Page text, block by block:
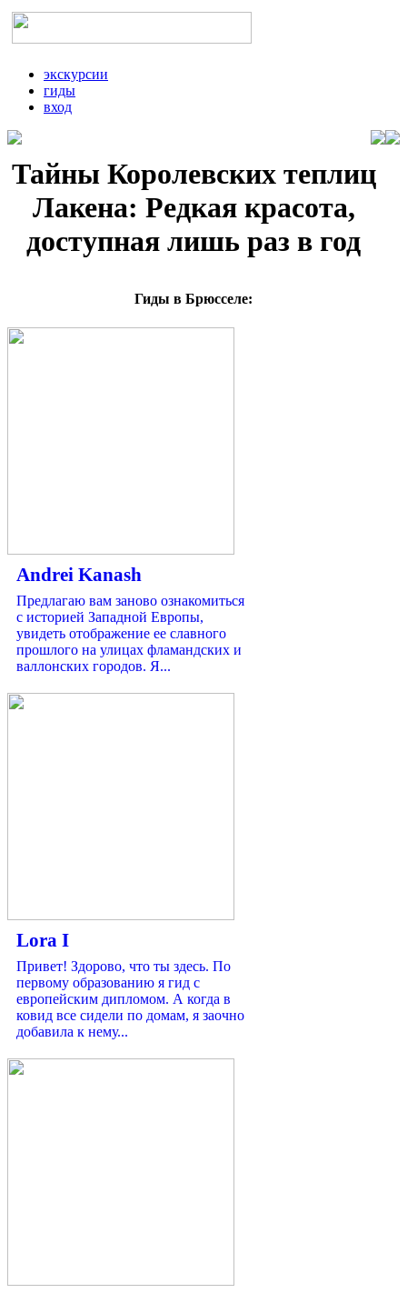
экскурсии
гиды
вход
Тайны Королевских теплиц
Лакена: Редкая красота,
доступная лишь раз в год
Гиды в Брюсселе:
Andrei Kanash
Предлагаю вам заново ознакомиться
с историей Западной Европы,
увидеть отображение ее славного
прошлого на улицах фламандских и
валлонских городов. Я...
Lora I
Привет! Здорово, что ты здесь. По
первому образованию я гид с
европейским дипломом. А когда в
ковид все сидели по домам, я заочно
добавила к нему...